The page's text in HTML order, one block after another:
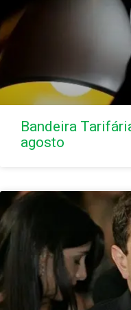
Bandeira
agosto